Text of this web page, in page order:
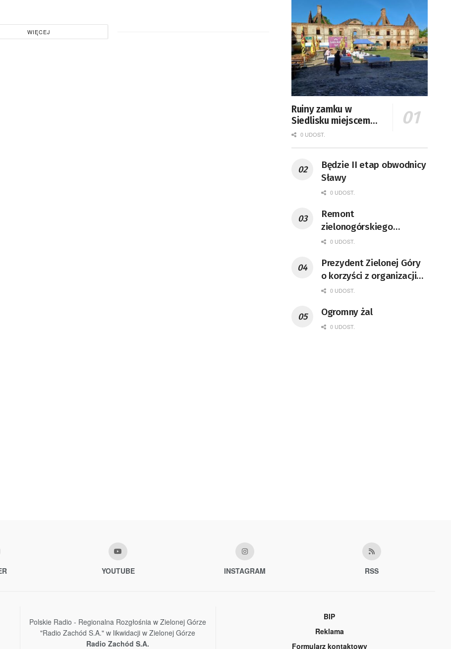
WIĘCEJ
Ruiny zamku w
Siedlisku miejscem
święta plonów
0 UDOST.
Będzie II etap obwodnicy
Sławy
0 UDOST.
Remont
zielonogórskiego
deptaka zgodnie z
0 UDOST.
Prezydent Zielonej Góry
o korzyści z organizacji
mety Tour de Pologne
0 UDOST.
Ogromny żal
0 UDOST.
YOUTUBE INSTAGRAM RSS
Polskie Radio - Regionalna Rozgłośnia w Zielonej Górze
"Radio Zachód S.A." w likwidacji w Zielonej Górze
Radio Zachód S.A.
BIP
Reklama
Formularz kontaktowy